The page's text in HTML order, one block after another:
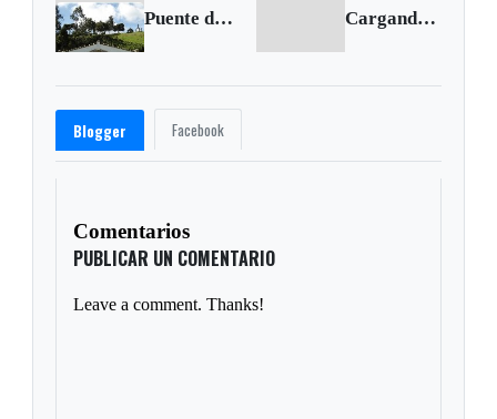
Puente de Boyacá ha recibido más de un millón de turistas Cargando siguiente...
Blogger Facebook
Comentarios
PUBLICAR UN COMENTARIO
Leave a comment. Thanks!